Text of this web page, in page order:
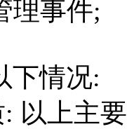
理事件;
下情况:
以上主